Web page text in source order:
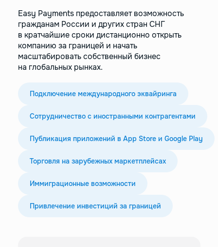
Easy Payments предоставляет возможность
гражданам России и других стран СНГ
в кратчайшие сроки дистанционно открыть
компанию за границей и начать
масштабировать собственный бизнес
на глобальных рынках.
Подключение международного эквайринга
Сотрудничество с иностранными контрагентами
Публикация приложений в App Store и Google Play
Торговля на зарубежных маркетплейсах
Иммиграционные возможности
Привлечение инвестиций за границей